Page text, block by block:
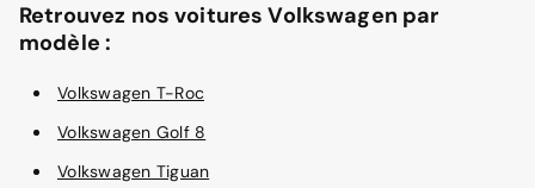
Retrouvez nos voitures Volkswagen par
modèle :
Volkswagen T-Roc
Volkswagen Golf 8
Volkswagen Tiguan